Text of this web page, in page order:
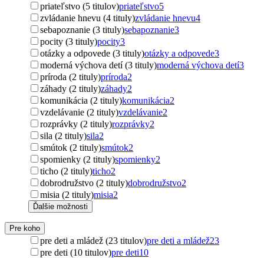
priateľstvo (5 titulov)priateľstvo5
zvládanie hnevu (4 tituly)zvládanie hnevu4
sebapoznanie (3 tituly)sebapoznanie3
pocity (3 tituly)pocity3
otázky a odpovede (3 tituly)otázky a odpovede3
moderná výchova detí (3 tituly)moderná výchova detí3
príroda (2 tituly)príroda2
záhady (2 tituly)záhady2
komunikácia (2 tituly)komunikácia2
vzdelávanie (2 tituly)vzdelávanie2
rozprávky (2 tituly)rozprávky2
sila (2 tituly)sila2
smútok (2 tituly)smútok2
spomienky (2 tituly)spomienky2
ticho (2 tituly)ticho2
dobrodružstvo (2 tituly)dobrodružstvo2
misia (2 tituly)misia2
Ďalšie možnosti
Pre koho
pre deti a mládež (23 titulov)pre deti a mládež23
pre deti (10 titulov)pre deti10